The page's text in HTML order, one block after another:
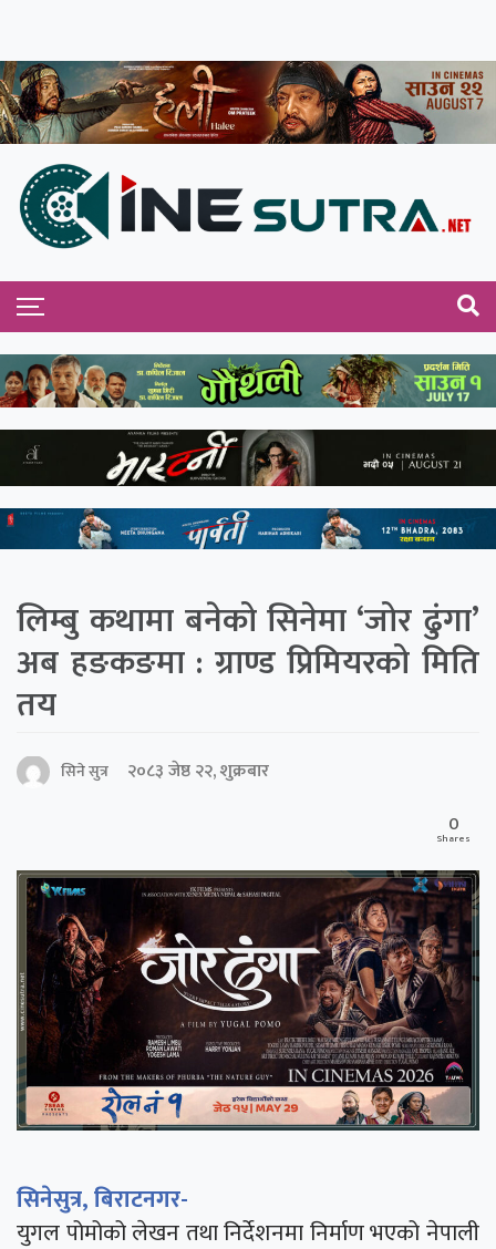
लिम्बु कथामा बनेको सिनेमा ‘जोर ढुंगा’
अब हङकङमा : ग्राण्ड प्रिमियरको मिति
तय
सिने सुत्र
२०८३ जेष्ठ २२, शुक्रबार
0
Shares
सिनेसुत्र, बिराटनगर-
युगल पोमोको लेखन तथा निर्देशनमा निर्माण भएको नेपाली